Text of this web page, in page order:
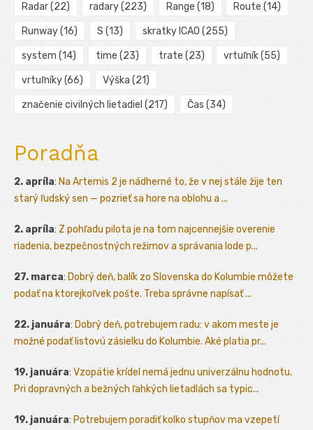
Radar(22) radary(223) Range (18) Route (14)
Runway(16) S (13) skratky ICAO (255)
system (14) time (23) trate (23) vrtuľník(55)
vrtuľníky(66) Výška (21)
značenie civilných lietadiel (217) Čas (34)
Poradňa
2. apríla: Na Artemis 2 je nádherné to, že v nej stále žije ten
starý ľudský sen — pozrieť sa hore na oblohu a ...
2. apríla: Z pohľadu pilota je na tom najcennejšie overenie
riadenia, bezpečnostných režimov a správania lode p...
27. marca: Dobrý deň, balík zo Slovenska do Kolumbie môžete
podať na ktorejkoľvek pošte. Treba správne napísať ...
22. januára: Dobrý deň, potrebujem radu: v akom meste je
možné podať listovú zásielku do Kolumbie. Aké platia pr...
19. januára: Vzopätie krídel nemá jednu univerzálnu hodnotu.
Pri dopravných a bežných ľahkých lietadlách sa typic...
19. januára: Potrebujem poradiť kolko stupňov ma vzepetí